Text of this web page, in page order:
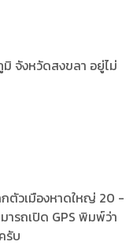
จังหวัดสงขลา อยู่ไม่
กตัวเมืองหาดใหญ่ 20 -
ารถเปิด GPS พิมพ์ว่า
รับ